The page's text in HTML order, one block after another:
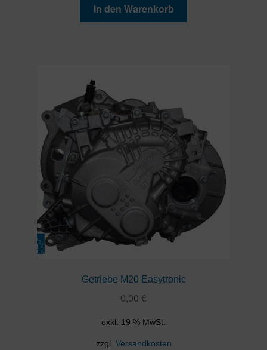
In den Warenkorb
Getriebe M20 Easytronic
0,00 €
exkl. 19 % MwSt.
zzgl. Versandkosten